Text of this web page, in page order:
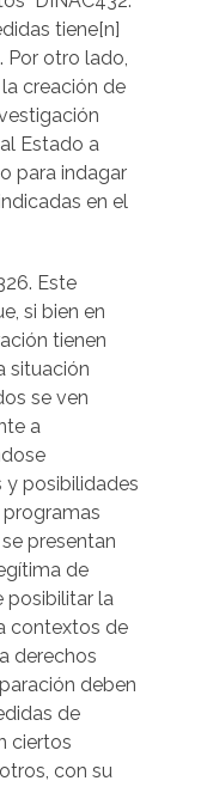
tiene[n]
Por otro lado,
creación de
Estado a
para indagar
en el
Este
si bien en
tienen
situación
se ven
a
posibilidades
presentan
de
posibilitar la
contextos de
derechos
deben
de
ciertos
con su